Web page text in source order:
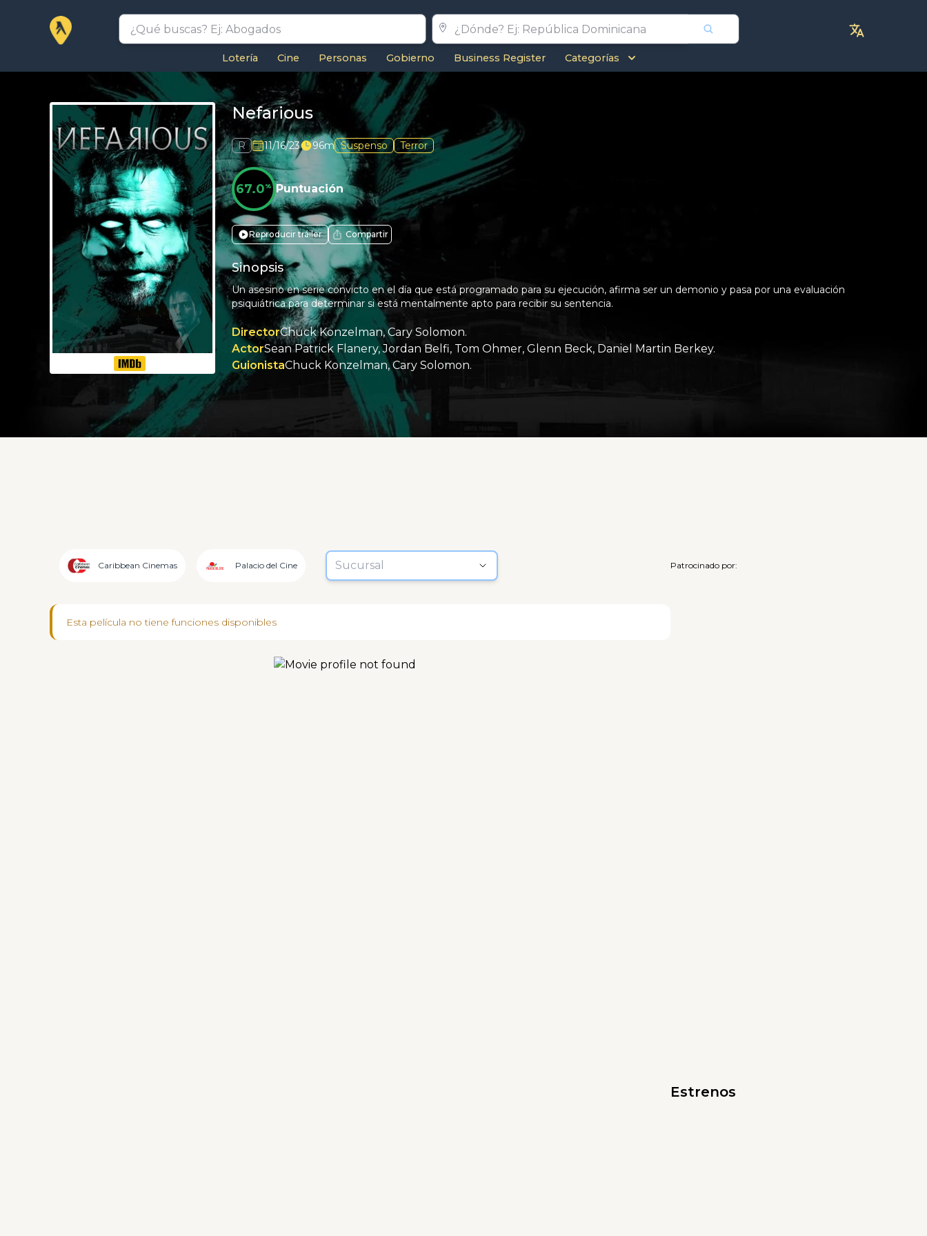
Lotería Cine Personas Gobierno Business Register Categorías
Nefarious
R 11/16/23 96m Suspenso Terror
67.0% Puntuación
Reproducir tráiler Compartir
Sinopsis
Un asesino en serie convicto en el día que está programado para su ejecución, afirma ser un demonio y pasa por una evaluación
psiquiátrica para determinar si está mentalmente apto para recibir su sentencia.
DirectorChuck Konzelman, Cary Solomon.
ActorSean Patrick Flanery, Jordan Belfi, Tom Ohmer, Glenn Beck, Daniel Martin Berkey.
GuionistaChuck Konzelman, Cary Solomon.
Caribbean Cinemas Palacio del Cine Sucursal Patrocinado por:
Esta película no tiene funciones disponibles
Estrenos